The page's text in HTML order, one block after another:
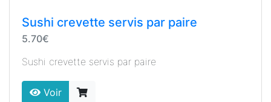
Sushi crevette servis par paire
5.70€
Sushi crevette servis par paire
Voir